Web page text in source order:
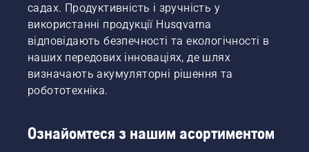
садах. Продуктивність і зручність у
використанні продукції Husqvarna
відповідають безпечності та екологічності в
наших передових інноваціях, де шлях
визначають акумуляторні рішення та
робототехніка.
Ознайомтеся з нашим асортиментом